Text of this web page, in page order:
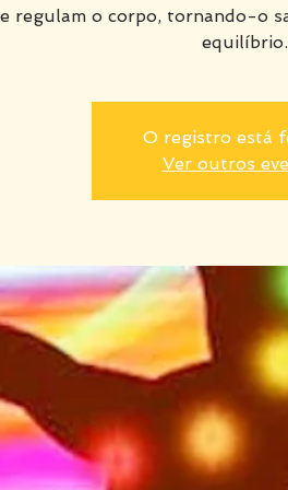
regulam o corpo, tornando-o
equilíbrio.
O registro está
Ver outros